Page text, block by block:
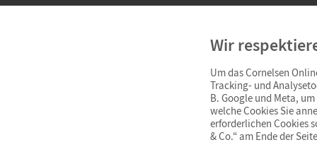
Persönliche Angebote für Lehrkräfte
Sicheres Einkaufen mit SSL-Verschlüsselung
Widerrufsfristvon 4 Wochen
Schnelle und einfache Retourenabwicklung
Wir
Um das Cornelsen
Tracking- und
B. Google und Meta,
welche Cookies Sie
erforderlichen Cookies
& Co.“ am Ende der